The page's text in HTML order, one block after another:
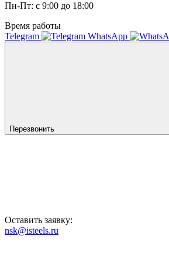
Пн-Пт: с 9:00 до 18:00
Время работы
Telegram
WhatsApp
Перезвонить
Оставить заявку:
nsk@isteels.ru